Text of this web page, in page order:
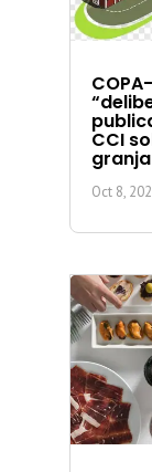
CCI
Oct 8,